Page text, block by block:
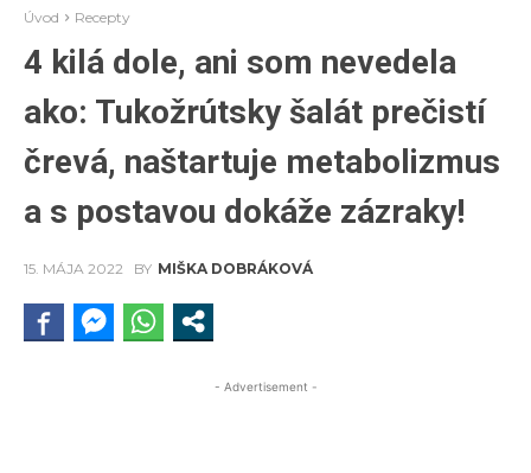
Úvod Recepty
4 kilá dole, ani som nevedela
ako: Tukožrútsky šalát prečistí
črevá, naštartuje metabolizmus
a s postavou dokáže zázraky!
15. MÁJA 2022 BY MIŠKA DOBRÁKOVÁ
- Advertisement -